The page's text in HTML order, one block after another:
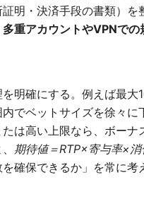
明・決済手段の書類）
多重アカウントやVPNでの
を明確にする。例えば最
でベットサイズを徐々
は高い上限なら、ボー
期待値＝RTP×寄与率×
確保できるか」を常に